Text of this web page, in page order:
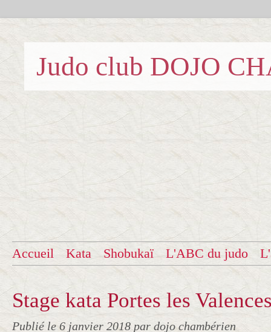
Judo club DOJO
Accueil Kata Shobukaï L'ABC du judo
Stage kata Portes les
Publié le 6 janvier 2018 par dojo chambérien